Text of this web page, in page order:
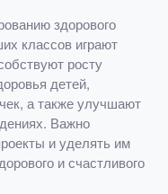
здорового
классов играют
росту
детей,
а также улучшают
Важно
и уделять им
и счастливого